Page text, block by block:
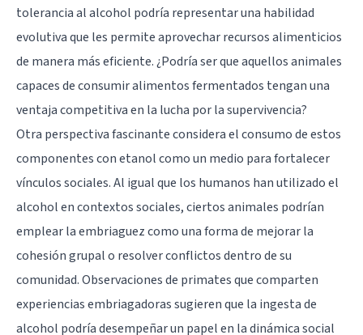
tolerancia al alcohol podría representar una habilidad
evolutiva que les permite aprovechar recursos alimenticios
de manera más eficiente. ¿Podría ser que aquellos animales
capaces de consumir alimentos fermentados tengan una
ventaja competitiva en la lucha por la supervivencia?
Otra perspectiva fascinante considera el consumo de estos
componentes con etanol como un medio para fortalecer
vínculos sociales. Al igual que los humanos han utilizado el
alcohol en contextos sociales, ciertos animales podrían
emplear la embriaguez como una forma de mejorar la
cohesión grupal o resolver conflictos dentro de su
comunidad. Observaciones de primates que comparten
experiencias embriagadoras sugieren que la ingesta de
alcohol podría desempeñar un papel en la dinámica social